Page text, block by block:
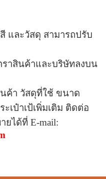
และวัสดุ สามารถปรับ
าสินค้าและบริษัทลงบน
ค้า วัสดุที่ใช้ ขนาด
ะเป๋าเป้เพิ่มเติม ติดต่อ
ายได้ที่E-mail: